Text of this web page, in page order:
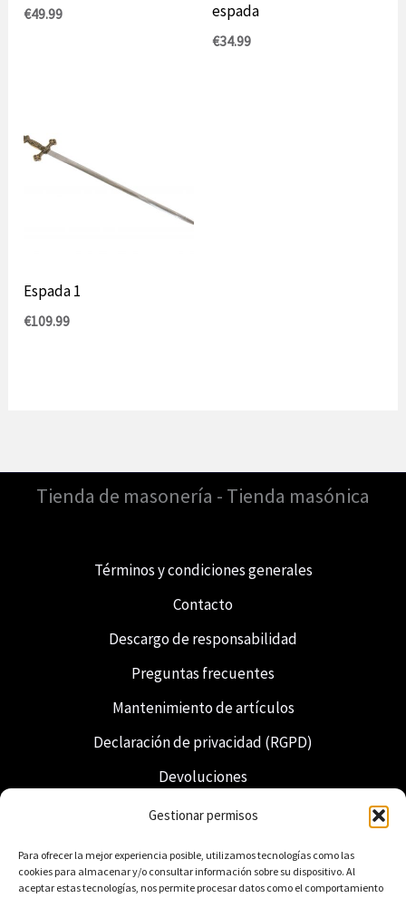
Gestionar permisos
Para ofrecer la mejor experiencia posible, utilizamos tecnologías como las
cookies para almacenar y/o consultar información sobre su dispositivo. Al
aceptar estas tecnologías, nos permite procesar datos como el comportamiento
€49.99
espada
€34.99
Espada 1
€109.99
Tienda de masonería - Tienda masónica
Términos y condiciones generales
Contacto
Descargo de responsabilidad
Preguntas frecuentes
Mantenimiento de artículos
Declaración de privacidad (RGPD)
Devoluciones
Envío y entrega
Regalia neerlandesa